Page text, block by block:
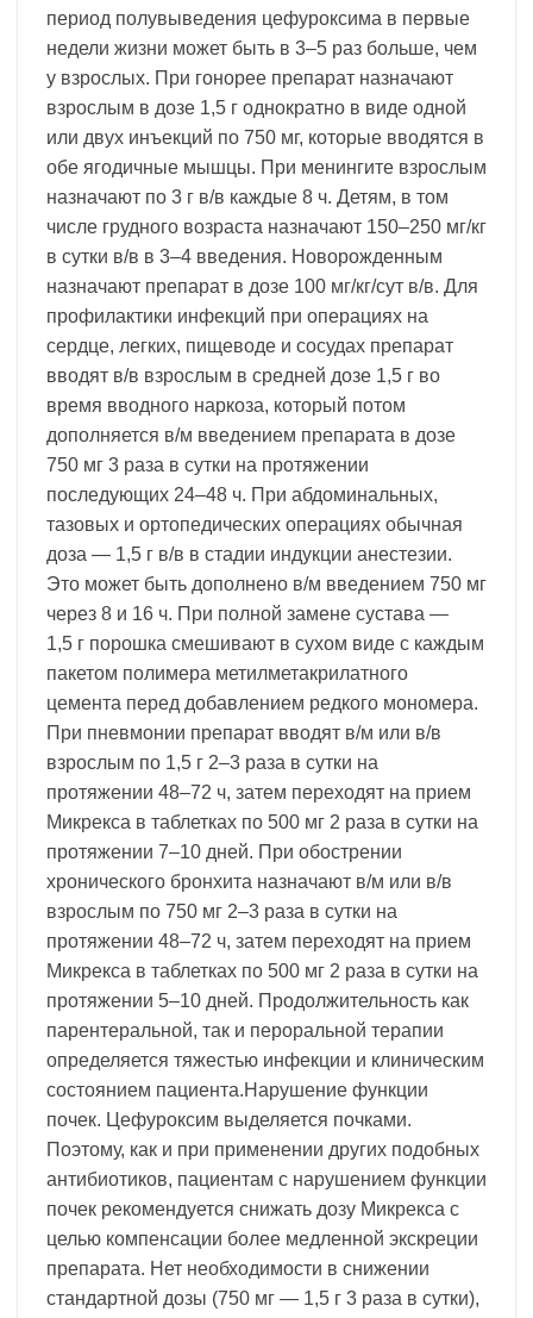
период полувыведения цефуроксима в первые
недели жизни может быть в 3–5 раз больше, чем
у взрослых. При гонорее препарат назначают
взрослым в дозе 1,5 г однократно в виде одной
или двух инъекций по 750 мг, которые вводятся в
обе ягодичные мышцы. При менингите взрослым
назначают по 3 г в/в каждые 8 ч. Детям, в том
числе грудного возраста назначают 150–250 мг/кг
в сутки в/в в 3–4 введения. Новорожденным
назначают препарат в дозе 100 мг/кг/сут в/в. Для
профилактики инфекций при операциях на
сердце, легких, пищеводе и сосудах препарат
вводят в/в взрослым в средней дозе 1,5 г во
время вводного наркоза, который потом
дополняется в/м введением препарата в дозе
750 мг 3 раза в сутки на протяжении
последующих 24–48 ч. При абдоминальных,
тазовых и ортопедических операциях обычная
доза — 1,5 г в/в в стадии индукции анестезии.
Это может быть дополнено в/м введением 750 мг
через 8 и 16 ч. При полной замене сустава —
1,5 г порошка смешивают в сухом виде с каждым
пакетом полимера метилметакрилатного
цемента перед добавлением редкого мономера.
При пневмонии препарат вводят в/м или в/в
взрослым по 1,5 г 2–3 раза в сутки на
протяжении 48–72 ч, затем переходят на прием
Микрекса в таблетках по 500 мг 2 раза в сутки на
протяжении 7–10 дней. При обострении
хронического бронхита назначают в/м или в/в
взрослым по 750 мг 2–3 раза в сутки на
протяжении 48–72 ч, затем переходят на прием
Микрекса в таблетках по 500 мг 2 раза в сутки на
протяжении 5–10 дней. Продолжительность как
парентеральной, так и пероральной терапии
определяется тяжестью инфекции и клиническим
состоянием пациента.Нарушение функции
почек. Цефуроксим выделяется почками.
Поэтому, как и при применении других подобных
антибиотиков, пациентам с нарушением функции
почек рекомендуется снижать дозу Микрекса с
целью компенсации более медленной экскреции
препарата. Нет необходимости в снижении
стандартной дозы (750 мг — 1,5 г 3 раза в сутки),